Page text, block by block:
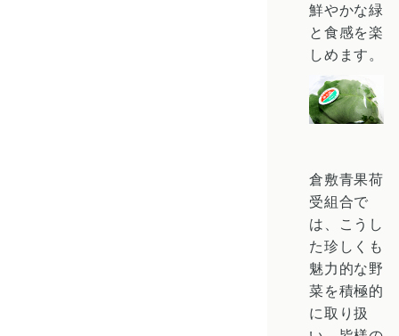
鮮やかな緑
と食感を楽
しめます。
倉敷青果荷
受組合で
は、こうし
た珍しくも
魅力的な野
菜を積極的
に取り扱